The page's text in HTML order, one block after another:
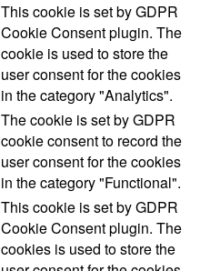
This cookie is set by GDPR
Cookie Consent plugin. The
cookie is used to store the
user consent for the cookies
in the category "Analytics".
The cookie is set by GDPR
cookie consent to record the
user consent for the cookies
in the category "Functional".
This cookie is set by GDPR
Cookie Consent plugin. The
cookies is used to store the